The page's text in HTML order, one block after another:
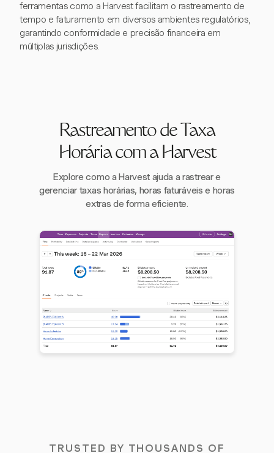
ferramentas como a Harvest facilitam o rastreamento de
tempo e faturamento em diversos ambientes regulatórios,
garantindo conformidade e precisão financeira em
múltiplas jurisdições.
Rastreamento de Taxa
Horária com a Harvest
Explore como a Harvest ajuda a rastrear e
gerenciar taxas horárias, horas faturáveis e horas
extras de forma eficiente.
TRUSTED BY THOUSANDS OF